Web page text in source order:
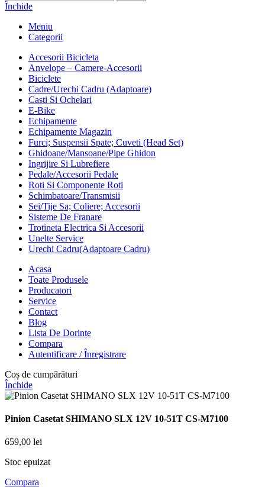
Închide
Meniu
Categorii
Accesorii Bicicleta
Anvelope – Camere-Accesorii
Biciclete
Cadre/Urechi Cadru (Adaptoare)
Casti Si Ochelari
E-Bike
Echipamente
Echipamente Magazin
Furci; Suspensii Spate; Cuveti (Head Set)
Ghidoane/Mansoane/Pipe Ghidon
Ingrijire Si Lubrefiere
Pedale/Accesorii Pedale
Roti Si Componente Roti
Schimbatoare/Transmisii
Sei/Tije Sa; Coliere; Accesorii
Sisteme De Franare
Trotineta Electrica Si Accesorii
Unelte Service
Urechi Cadru(Adaptoare Cadru)
Acasa
Toate Produsele
Producatori
Service
Contact
Blog
Lista De Dorințe
Compara
Autentificare / Înregistrare
Coș de cumpărături
Închide
Pinion Casetat SHIMANO SLX 12V 10-51T CS-M7100
659,00 lei
Stoc epuizat
Compara